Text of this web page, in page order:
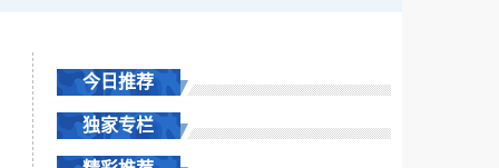
今日推荐
独家专栏